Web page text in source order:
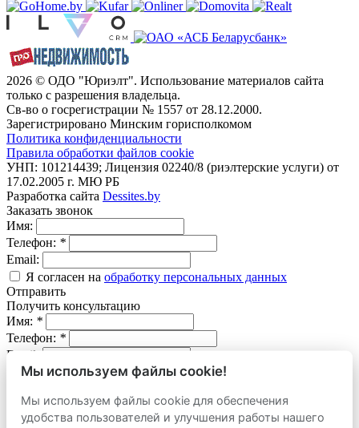
2026 © ОДО "Юриэлт". Использование материалов сайта
только с разрешения владельца.
Св-во о госрегистрации № 1557 от 28.12.2000.
Зарегистрировано Минским горисполкомом
Политика конфиденциальности
Правила обработки файлов cookie
УНП: 101214439; Лицензия 02240/8 (риэлтерские услуги) от
17.02.2005 г. МЮ РБ
Разработка сайта Dessites.by
Заказать звонок
Имя:
Телефон: *
Email:
Я согласен на обработку персональных данных
Отправить
Получить консультацию
Имя: *
Телефон: *
Email:
Я согласен наобработку персональных данных
Отправить
Мы используем файлы cookie!
Мы используем файлы cookie для обеспечения
удобства пользователей и улучшения работы нашего